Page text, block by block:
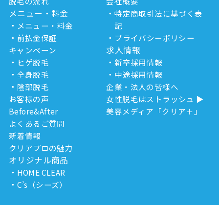
メニュー・料金
メニュー・料金
前払金保証
キャンペーン
ヒゲ脱毛
全身脱毛
陰部脱毛
お客様の声
Before&After
よくあるご質問
新着情報
クリアプロの魅力
オリジナル商品
HOME CLEAR
C’s（シーズ）
特定商取引法に基づく表
記
プライバシーポリシー
求人情報
新卒採用情報
中途採用情報
企業・法人の皆様へ
女性脱毛はストラッシュ
美容メディア「クリア＋」